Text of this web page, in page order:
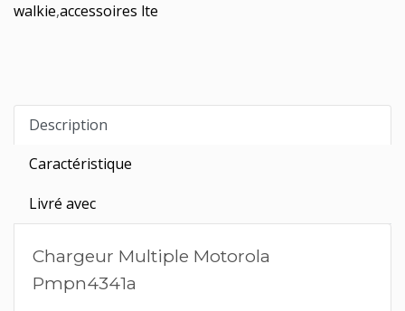
walkie,accessoires lte
Description
Caractéristique
Livré avec
Chargeur Multiple Motorola
Pmpn4341a